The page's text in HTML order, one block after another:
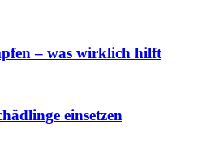
– was wirklich hilft
einsetzen